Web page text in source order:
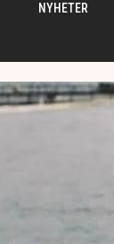
NYHETER